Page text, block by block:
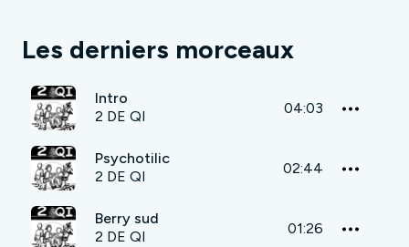
Les derniers morceaux
Intro
2 DE QI
04:03
Psychotilic
2 DE QI
02:44
Berry sud
2 DE QI
01:26